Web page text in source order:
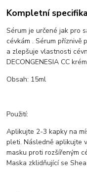
Kompletní
Sérum je určené jak pro
cévkám . Sérum příznivě
a zlepšuje vlastnosti
DECONGENESIA CC
Obsah: 15ml
Použití:
Aplikujte 2-3 kapky na
pleti. Následně aplikujte
masku proti rozšířeným
Maska zklidňující se